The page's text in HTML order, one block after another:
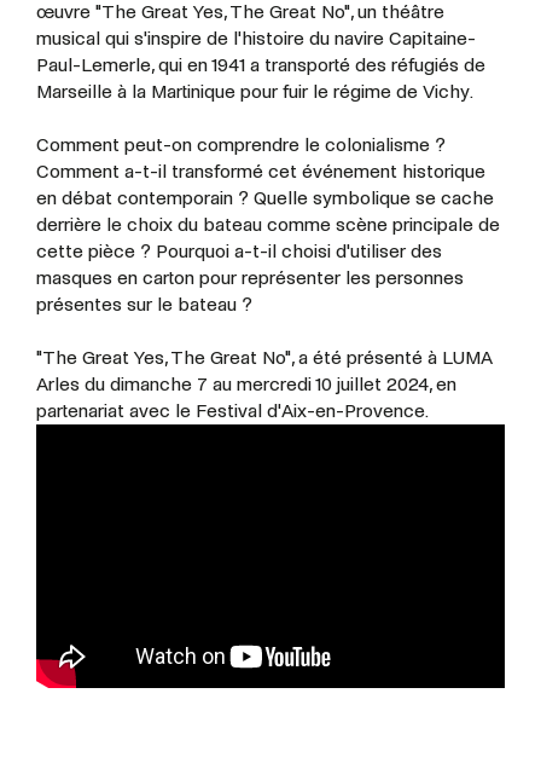
œuvre "The Great Yes, The Great No", un théâtre
musical qui s'inspire de l'histoire du navire Capitaine-
Paul-Lemerle, qui en 1941 a transporté des réfugiés de
Marseille à la Martinique pour fuir le régime de Vichy.
Comment peut-on comprendre le colonialisme ?
Comment a-t-il transformé cet événement historique
en débat contemporain ? Quelle symbolique se cache
derrière le choix du bateau comme scène principale de
cette pièce ? Pourquoi a-t-il choisi d'utiliser des
masques en carton pour représenter les personnes
présentes sur le bateau ?
"The Great Yes, The Great No", a été présenté à LUMA
Arles du dimanche 7 au mercredi 10 juillet 2024, en
partenariat avec le Festival d'Aix-en-Provence.